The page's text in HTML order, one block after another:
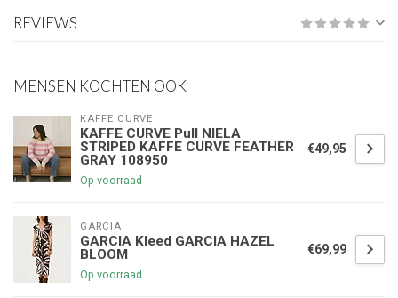
REVIEWS
MENSEN KOCHTEN OOK
KAFFE CURVE
KAFFE CURVE Pull NIELA
STRIPED KAFFE CURVE FEATHER
GRAY 108950
Op voorraad
€49,95
GARCIA
GARCIA Kleed GARCIA HAZEL
BLOOM
Op voorraad
€69,99